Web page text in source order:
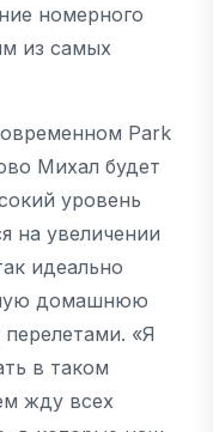
номерного
из самых
Park
Михал будет
уровень
на увеличении
идеально
домашнюю
«Я
в таком
жду всех